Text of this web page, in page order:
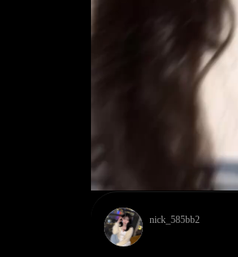
nick_585bb2